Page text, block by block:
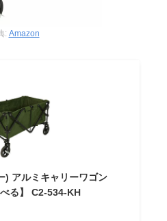
: Amazon
) アルミキャリーワゴン
る】 C2-534-KH